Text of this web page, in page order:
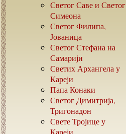
Светог Саве и Светог
Симеона
Светог Филипа,
Јованица
Светог Стефана на
Самарији
Светих Архангела у
Кареји
Папа Конаки
Светог Димитрија,
Тригонадон
Свете Тројице у
Кареји